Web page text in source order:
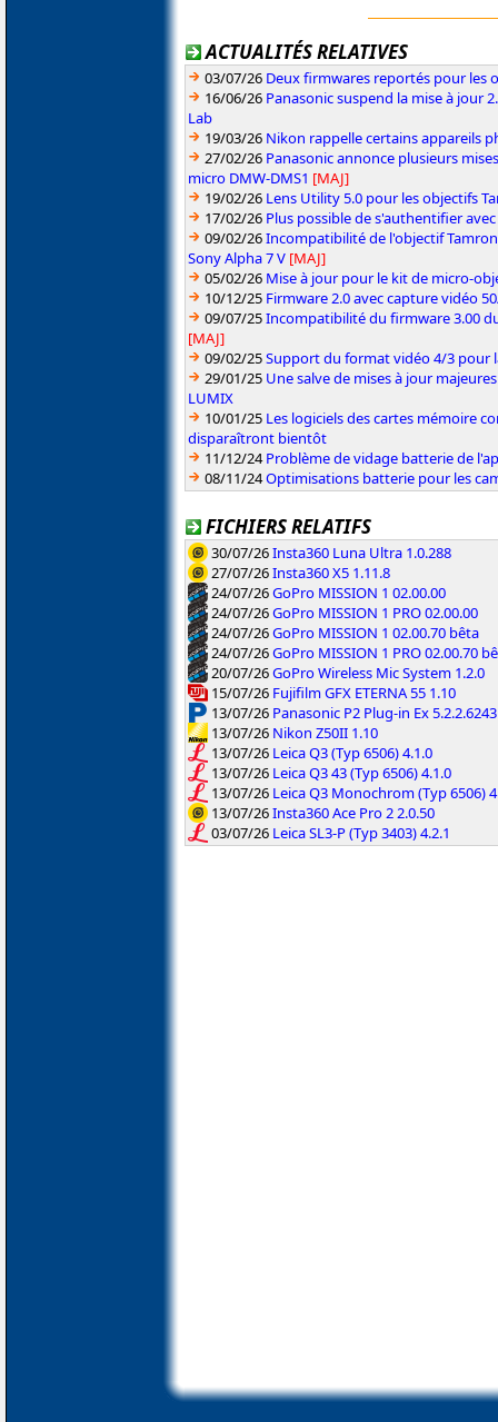
ACTUALITÉS RELATIVES
03/07/26 Deux firmwares reportés pour les
16/06/26 Panasonic suspend la mise à jour
Lab
19/03/26 Nikon rappelle certains appareils
27/02/26 Panasonic annonce plusieurs
micro DMW-DMS1 [MAJ]
19/02/26 Lens Utility 5.0 pour les objectifs
17/02/26 Plus possible de s'authentifier
09/02/26Incompatibilité de l'objectif
Sony Alpha 7 V [MAJ]
05/02/26 Mise à jour pour le kit de micro-
10/12/25 Firmware 2.0 avec capture vidéo
09/07/25Incompatibilité du firmware 3.00
[MAJ]
09/02/25Support du format vidéo 4/3 pour
29/01/25 Une salve de mises à jour
LUMIX
10/01/25 Les logiciels des cartes mémoire
disparaîtront bientôt
11/12/24Problème de vidage batterie de
08/11/24Optimisations batterie pour les
FICHIERS RELATIFS
30/07/26Insta360 Luna Ultra 1.0.288
27/07/26Insta360 X5 1.11.8
24/07/26GoPro MISSION 1 02.00.00
24/07/26GoPro MISSION 1 PRO 02.00.00
24/07/26GoPro MISSION 1 02.00.70 bêta
24/07/26GoPro MISSION 1 PRO 02.00.70
20/07/26GoPro Wireless Mic System 1.2.0
15/07/26 Fujifilm GFX ETERNA 55 1.10
13/07/26 Panasonic P2 Plug-in Ex 5.2.2.6243
13/07/26 Nikon Z50II 1.10
13/07/26 Leica Q3 (Typ 6506) 4.1.0
13/07/26 Leica Q3 43 (Typ 6506) 4.1.0
13/07/26 Leica Q3 Monochrom (Typ 6506)
13/07/26Insta360 Ace Pro 2 2.0.50
03/07/26 Leica SL3-P (Typ 3403) 4.2.1